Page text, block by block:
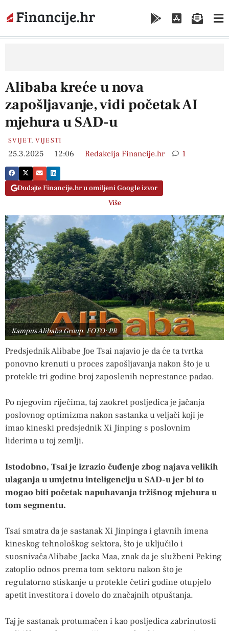
Alibaba kreće u nova
zapošljavanje, vidi početak AI
mjehura u SAD-u
SVIJET,VIJESTI
25.3.2025 12:06 Redakcija Financije.hr 1
Dodajte Financije.hr u omiljeni Google izvor
Više
Kampus Alibaba Group. FOTO: PR
Predsjednik Alibabe Joe Tsai najavio je da će ta tvrtka
ponovno krenuti u proces zapošljavanja nakon što je u
protekle tri godine broj zaposlenih neprestance padao.
Po njegovim riječima, taj zaokret posljedica je jačanja
poslovnog optimizma nakon sastanka u veljači koji je
imao kineski predsjednik Xi Jinping s poslovnim
liderima u toj zemlji.
Istodobno, Tsai je izrazio čuđenje zbog najava velikih
ulaganja u umjetnu inteligenciju u SAD-u jer bi to
mogao biti početak napuhavanja tržišnog mjehura u
tom segmentu.
Tsai smatra da je sastanak Xi Jinpinga i glavnih imena
kineskog tehnološkog sektora, što je uključilo i
suosnivača Alibabe Jacka Maa, znak da je službeni Peking
zatoplio odnos prema tom sektoru nakon što je
regulatorno stiskanje u protekle četiri godine otupjelo
apetit investitora i dovelo do značajnih otpuštanja.
Taj je sastanak protumačen i kao posljedica zabrinutosti